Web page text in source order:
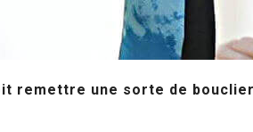
remettre une sorte de